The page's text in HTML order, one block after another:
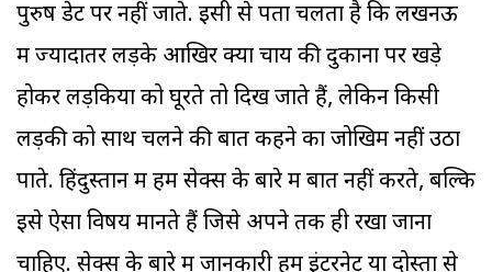
पुरुष डेट पर नहीं जाते. इसी से पता चलता है कि लखनऊ
में ज्यादातर लड़के आखिर क्यों चाय की दुकानों पर खड़े
होकर लड़कियों को घूरते तो दिख जाते हैं, लेकिन किसी
लड़की को साथ चलने की बात कहने का जोखिम नहीं उठा
पाते. हिंदुस्तान में हम सेक्स के बारे में बात नहीं करते, बल्कि
इसे ऐसा विषय मानते हैं जिसे अपने तक ही रखा जाना
चाहिए. सेक्स के बारे में जानकारी हमें इंटरनेट या दोस्तों से